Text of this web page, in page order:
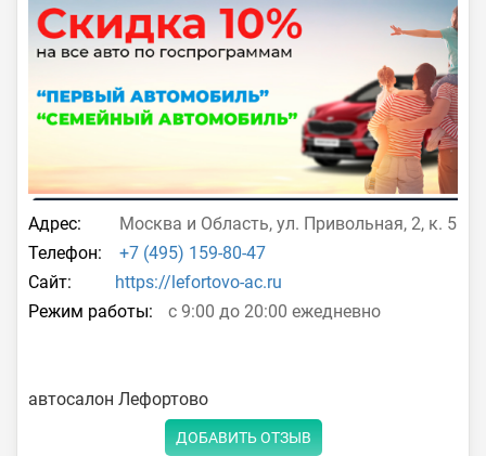
Адрес:
Москва и Область, ул. Привольная, 2, к. 5
Телефон:
+7 (495) 159-80-47
Сайт:
https://lefortovo-ac.ru
Режим работы:
с 9:00 до 20:00 ежедневно
автосалон Лефортово
ДОБАВИТЬ ОТЗЫВ